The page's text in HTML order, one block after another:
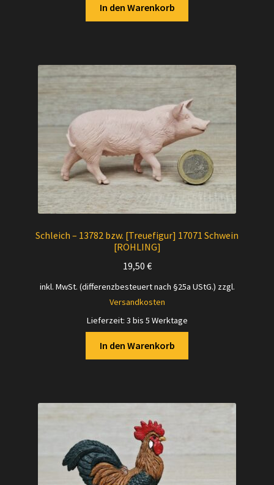
In den Warenkorb
Schleich – 13782 bzw. [Treuefigur] 17071 Schwein
[ROHLING]
19,50 €
inkl. MwSt. (differenzbesteuert nach §25a UStG.) zzgl.
Versandkosten
Lieferzeit: 3 bis 5 Werktage
In den Warenkorb